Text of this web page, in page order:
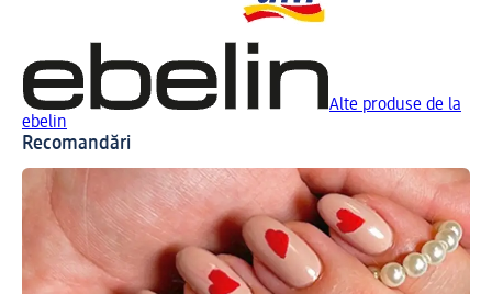
Alte produse de la
ebelin
Recomandări